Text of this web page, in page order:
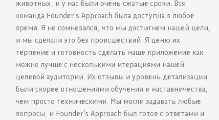
животных, и у нас были очень сжатые сроки. Вся
команда Founder’s Approach была доступна в любое
время. Я не сомневался, что мы достигнем нашей цели,
и мы сделали это без происшествий. Я ценю их
терпение и готовность сделать наше приложение как
можно лучше с несколькими итерациями нашей
целевой аудитории. Их отзывы и уровень детализации
были скорее отношениями обучения и наставничества,
чем просто техническими. Мы могли задавать любые
вопросы, и Founder’s Approach был готов с ответами и